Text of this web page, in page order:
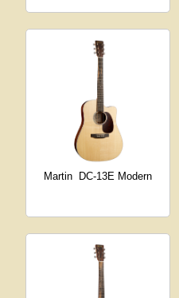
Martin DC-13E Modern